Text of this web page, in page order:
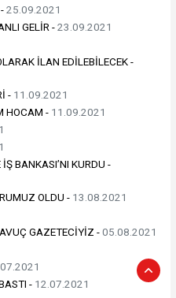
25.09.2021
GELİR -23.09.2021
İLAN EDİLEBİLECEK -
- 11.09.2021
HOCAM - 11.09.2021
BANKASI’NI KURDU -
OLDU - 13.08.2021
GAZETECİYİZ -05.08.2021
- 12.07.2021